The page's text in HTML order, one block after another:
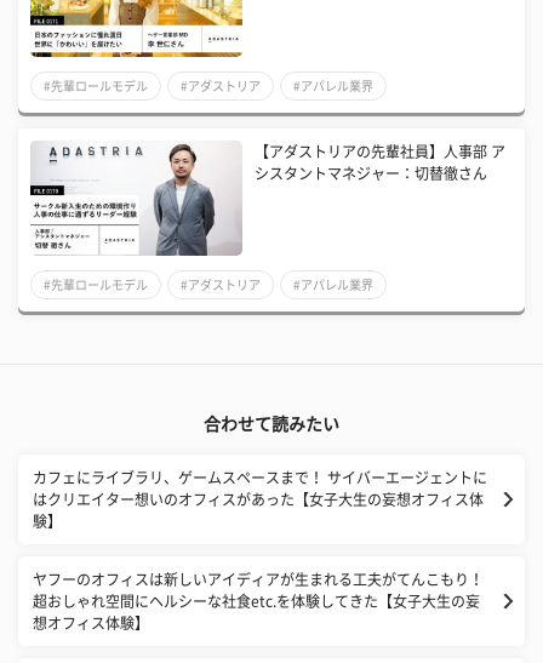
#先輩ロールモデル #アダストリア #アパレル業界
【アダストリアの先輩社員】人事部 ア
シスタントマネジャー：切替徹さん
#先輩ロールモデル #アダストリア #アパレル業界
合わせて読みたい
カフェにライブラリ、ゲームスペースまで！ サイバーエージェントに
はクリエイター想いのオフィスがあった【女子大生の妄想オフィス体
験】
ヤフーのオフィスは新しいアイディアが生まれる工夫がてんこもり！
超おしゃれ空間にヘルシーな社食etc.を体験してきた【女子大生の妄
想オフィス体験】